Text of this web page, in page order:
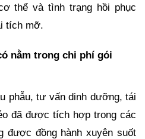
thể và tình trạng hồi phục
tích mỡ.
nằm trong chi phí gói
phẫu, tư vấn dinh dưỡng, tái
đã được tích hợp trong các
được đồng hành xuyên suốt